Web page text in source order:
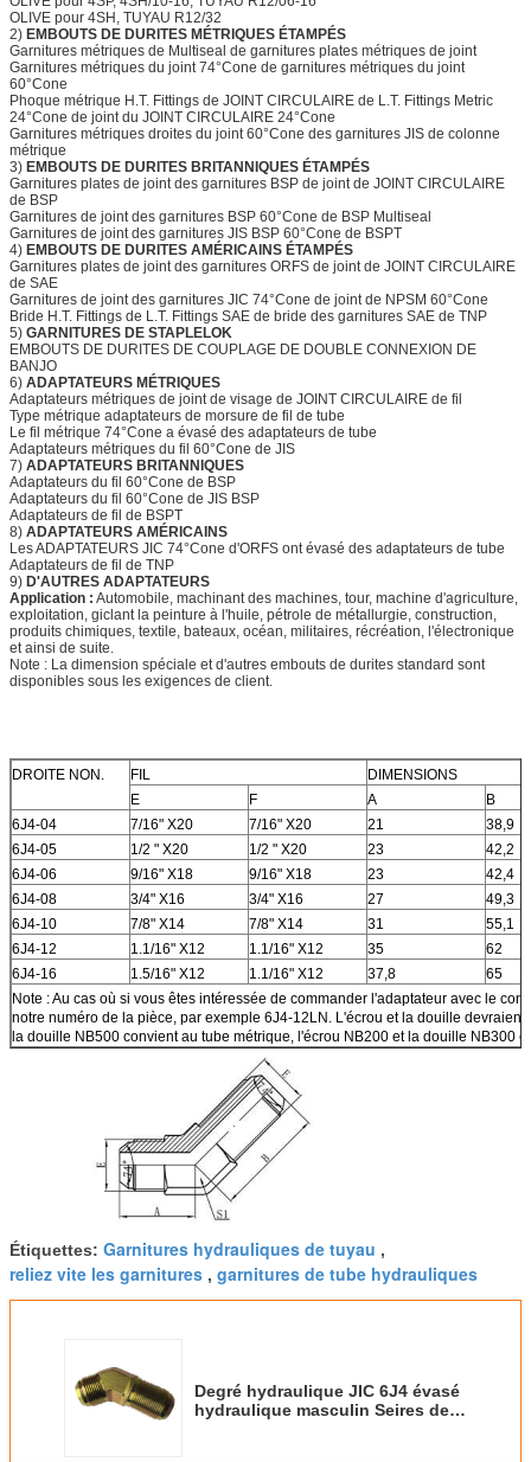
OLIVE pour 4SH, TUYAU R12/32
2) EMBOUTS DE DURITES MÉTRIQUES ÉTAMPÉS
Garnitures métriques de Multiseal de garnitures plates métriques de joint
Garnitures métriques du joint 74°Cone de garnitures métriques du joint
60°Cone
Phoque métrique H.T. Fittings de JOINT CIRCULAIRE de L.T. Fittings Metric
24°Cone de joint du JOINT CIRCULAIRE 24°Cone
Garnitures métriques droites du joint 60°Cone des garnitures JIS de colonne
métrique
3) EMBOUTS DE DURITES BRITANNIQUES ÉTAMPÉS
Garnitures plates de joint des garnitures BSP de joint de JOINT CIRCULAIRE
de BSP
Garnitures de joint des garnitures BSP 60°Cone de BSP Multiseal
Garnitures de joint des garnitures JIS BSP 60°Cone de BSPT
4) EMBOUTS DE DURITES AMÉRICAINS ÉTAMPÉS
Garnitures plates de joint des garnitures ORFS de joint de JOINT CIRCULAIRE
de SAE
Garnitures de joint des garnitures JIC 74°Cone de joint de NPSM 60°Cone
Bride H.T. Fittings de L.T. Fittings SAE de bride des garnitures SAE de TNP
5) GARNITURES DE STAPLELOK
EMBOUTS DE DURITES DE COUPLAGE DE DOUBLE CONNEXION DE
BANJO
6) ADAPTATEURS MÉTRIQUES
Adaptateurs métriques de joint de visage de JOINT CIRCULAIRE de fil
Type métrique adaptateurs de morsure de fil de tube
Le fil métrique 74°Cone a évasé des adaptateurs de tube
Adaptateurs métriques du fil 60°Cone de JIS
7) ADAPTATEURS BRITANNIQUES
Adaptateurs du fil 60°Cone de BSP
Adaptateurs du fil 60°Cone de JIS BSP
Adaptateurs de fil de BSPT
8) ADAPTATEURS AMÉRICAINS
Les ADAPTATEURS JIC 74°Cone d'ORFS ont évasé des adaptateurs de tube
Adaptateurs de fil de TNP
9) D'AUTRES ADAPTATEURS
Application : Automobile, machinant des machines, tour, machine d'agriculture,
exploitation, giclant la peinture à l'huile, pétrole de métallurgie, construction,
produits chimiques, textile, bateaux, océan, militaires, récréation, l'électronique
et ainsi de suite.
Note : La dimension spéciale et d'autres embouts de durites standard sont
disponibles sous les exigences de client.
DROITE NON. FIL
DIMENSIONS
E
F A
B
6J4-04
7/16" X20 7/16" X20 21
38,9
6J4-05
1/2 " X20 1/2 " X20 23
42,2
6J4-06
9/16" X18 9/16" X18 23
42,4
6J4-08
3/4" X16 3/4" X16 27
49,3
6J4-10
7/8" X14 7/8" X14 31
55,1
6J4-12
1.1/16" X12 1.1/16" X12 35
62
6J4-16
1.5/16" X12 1.1/16" X12 37,8
65
Note : Au cas où si vous êtes intéressée de commander l'adaptateur avec le
notre numéro de la pièce, par exemple 6J4-12LN. L'écrou et la douille
la douille NB500 convient au tube métrique, l'écrou NB200 et la douille NB300
Étiquettes: Garnitures hydrauliques de tuyau ,
reliez vite les garnitures , garnitures de tube hydrauliques
Degré hydraulique JIC 6J4 évasé
hydraulique masculin Seires des